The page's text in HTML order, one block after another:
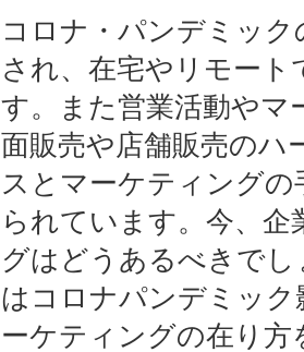
コロナ・パンデミッ
され、在宅やリモー
す。また営業活動やマ
面販売や店舗販売のハ
スとマーケティング
られています。今、
グはどうあるべきで
はコロナパンデミッ
ーケティングの在り